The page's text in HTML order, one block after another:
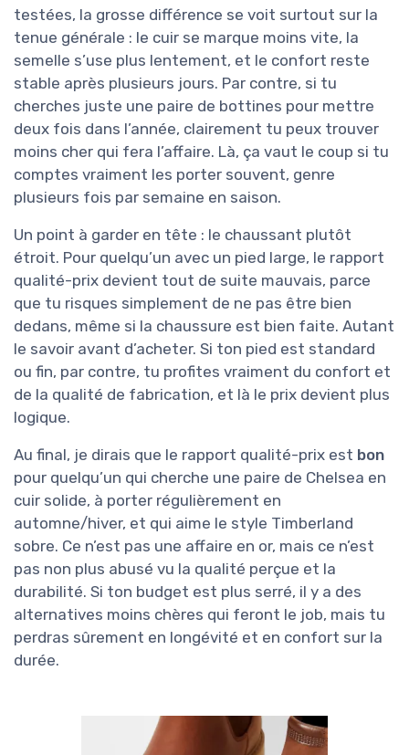
testées, la grosse différence se voit surtout sur la
tenue générale : le cuir se marque moins vite, la
semelle s’use plus lentement, et le confort reste
stable après plusieurs jours. Par contre, si tu
cherches juste une paire de bottines pour mettre
deux fois dans l’année, clairement tu peux trouver
moins cher qui fera l’affaire. Là, ça vaut le coup si tu
comptes vraiment les porter souvent, genre
plusieurs fois par semaine en saison.
Un point à garder en tête : le chaussant plutôt
étroit. Pour quelqu’un avec un pied large, le rapport
qualité-prix devient tout de suite mauvais, parce
que tu risques simplement de ne pas être bien
dedans, même si la chaussure est bien faite. Autant
le savoir avant d’acheter. Si ton pied est standard
ou fin, par contre, tu profites vraiment du confort et
de la qualité de fabrication, et là le prix devient plus
logique.
Au final, je dirais que le rapport qualité-prix est bon
pour quelqu’un qui cherche une paire de Chelsea en
cuir solide, à porter régulièrement en
automne/hiver, et qui aime le style Timberland
sobre. Ce n’est pas une affaire en or, mais ce n’est
pas non plus abusé vu la qualité perçue et la
durabilité. Si ton budget est plus serré, il y a des
alternatives moins chères qui feront le job, mais tu
perdras sûrement en longévité et en confort sur la
durée.